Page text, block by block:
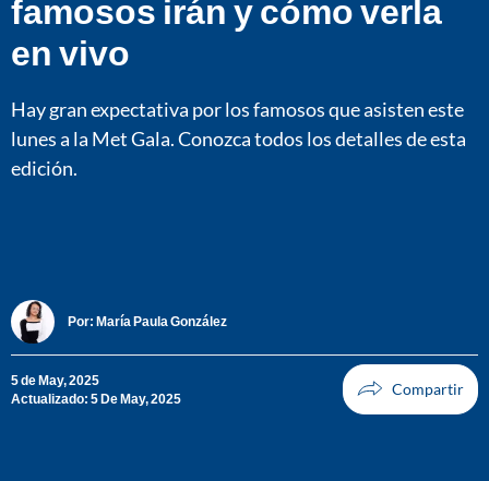
famosos irán y cómo verla
en vivo
Hay gran expectativa por los famosos que asisten este
lunes a la Met Gala. Conozca todos los detalles de esta
edición.
Por: María Paula González
5 de May, 2025
Actualizado: 5 De May, 2025